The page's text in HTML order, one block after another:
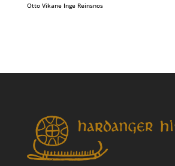
Otto Vikane Inge Reinsnos